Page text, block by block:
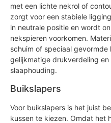
met een lichte nekrol of
zorgt voor een stabiele
in neutrale positie en wordt
nekspieren voorkomen.
schuim of speciaal
gelijkmatige drukverdeling
slaaphouding.
Buikslapers
Voor buikslapers is het juist
kussen te kiezen. Omdat het